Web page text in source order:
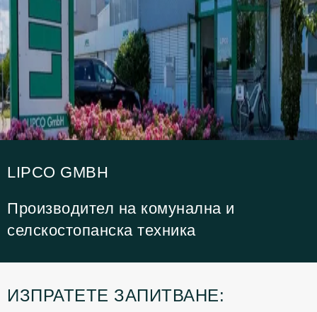
LIPCO GMBH
Производител на комунална и
селскостопанска техника
ИЗПРАТЕТЕ ЗАПИТВАНЕ: